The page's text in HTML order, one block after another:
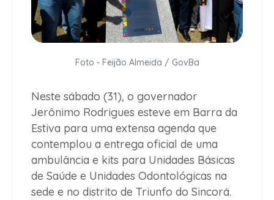
Foto - Feijão Almeida / GovBa
Neste sábado (31), o governador
Jerônimo Rodrigues esteve em Barra da
Estiva para uma extensa agenda que
contemplou a entrega oficial de uma
ambulância e kits para Unidades Básicas
de Saúde e Unidades Odontológicas na
sede e no distrito de Triunfo do Sincorá.